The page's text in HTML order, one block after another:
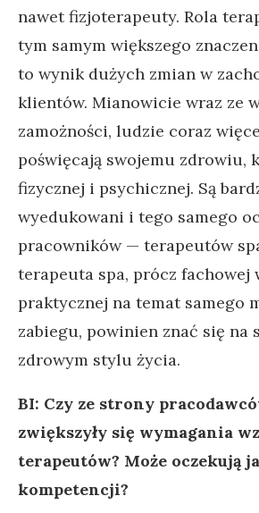
nawet fizjoterapeuty. Rola
tym samym większego
to wynik dużych zmian w
klientów. Mianowicie wraz ze
zamożności, ludzie coraz
poświęcają swojemu zdrowiu,
fizycznej i psychicznej. Są
wyedukowani i tego samego
pracowników — terapeutów
terapeuta spa, prócz fachowej
praktycznej na temat samego
zabiegu, powinien znać się na
zdrowym stylu życia.
BI: Czy ze strony
zwiększyły się wymagania
terapeutów? Może oczekują
kompetencji?